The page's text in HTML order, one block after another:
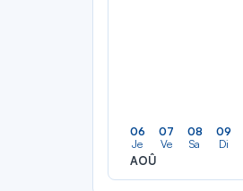
06
Je
AOÛ
07
Ve
08
Sa
09
Di